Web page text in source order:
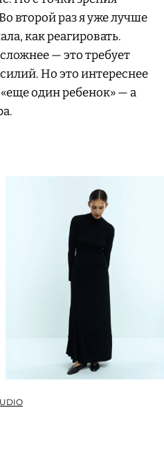
второй раз я уже лучше
как реагировать.
— это требует
Но это интереснее
один ребенок» — а